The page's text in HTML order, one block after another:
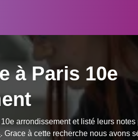
à Paris 10e
arrondissement et listé leurs notes
. Grace à cette recherche nous avons